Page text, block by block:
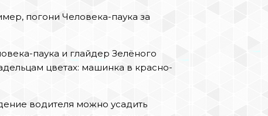
погони Человека-паука за
паука и глайдер Зелёного
цветах: машинка в красно-
водителя можно усадить